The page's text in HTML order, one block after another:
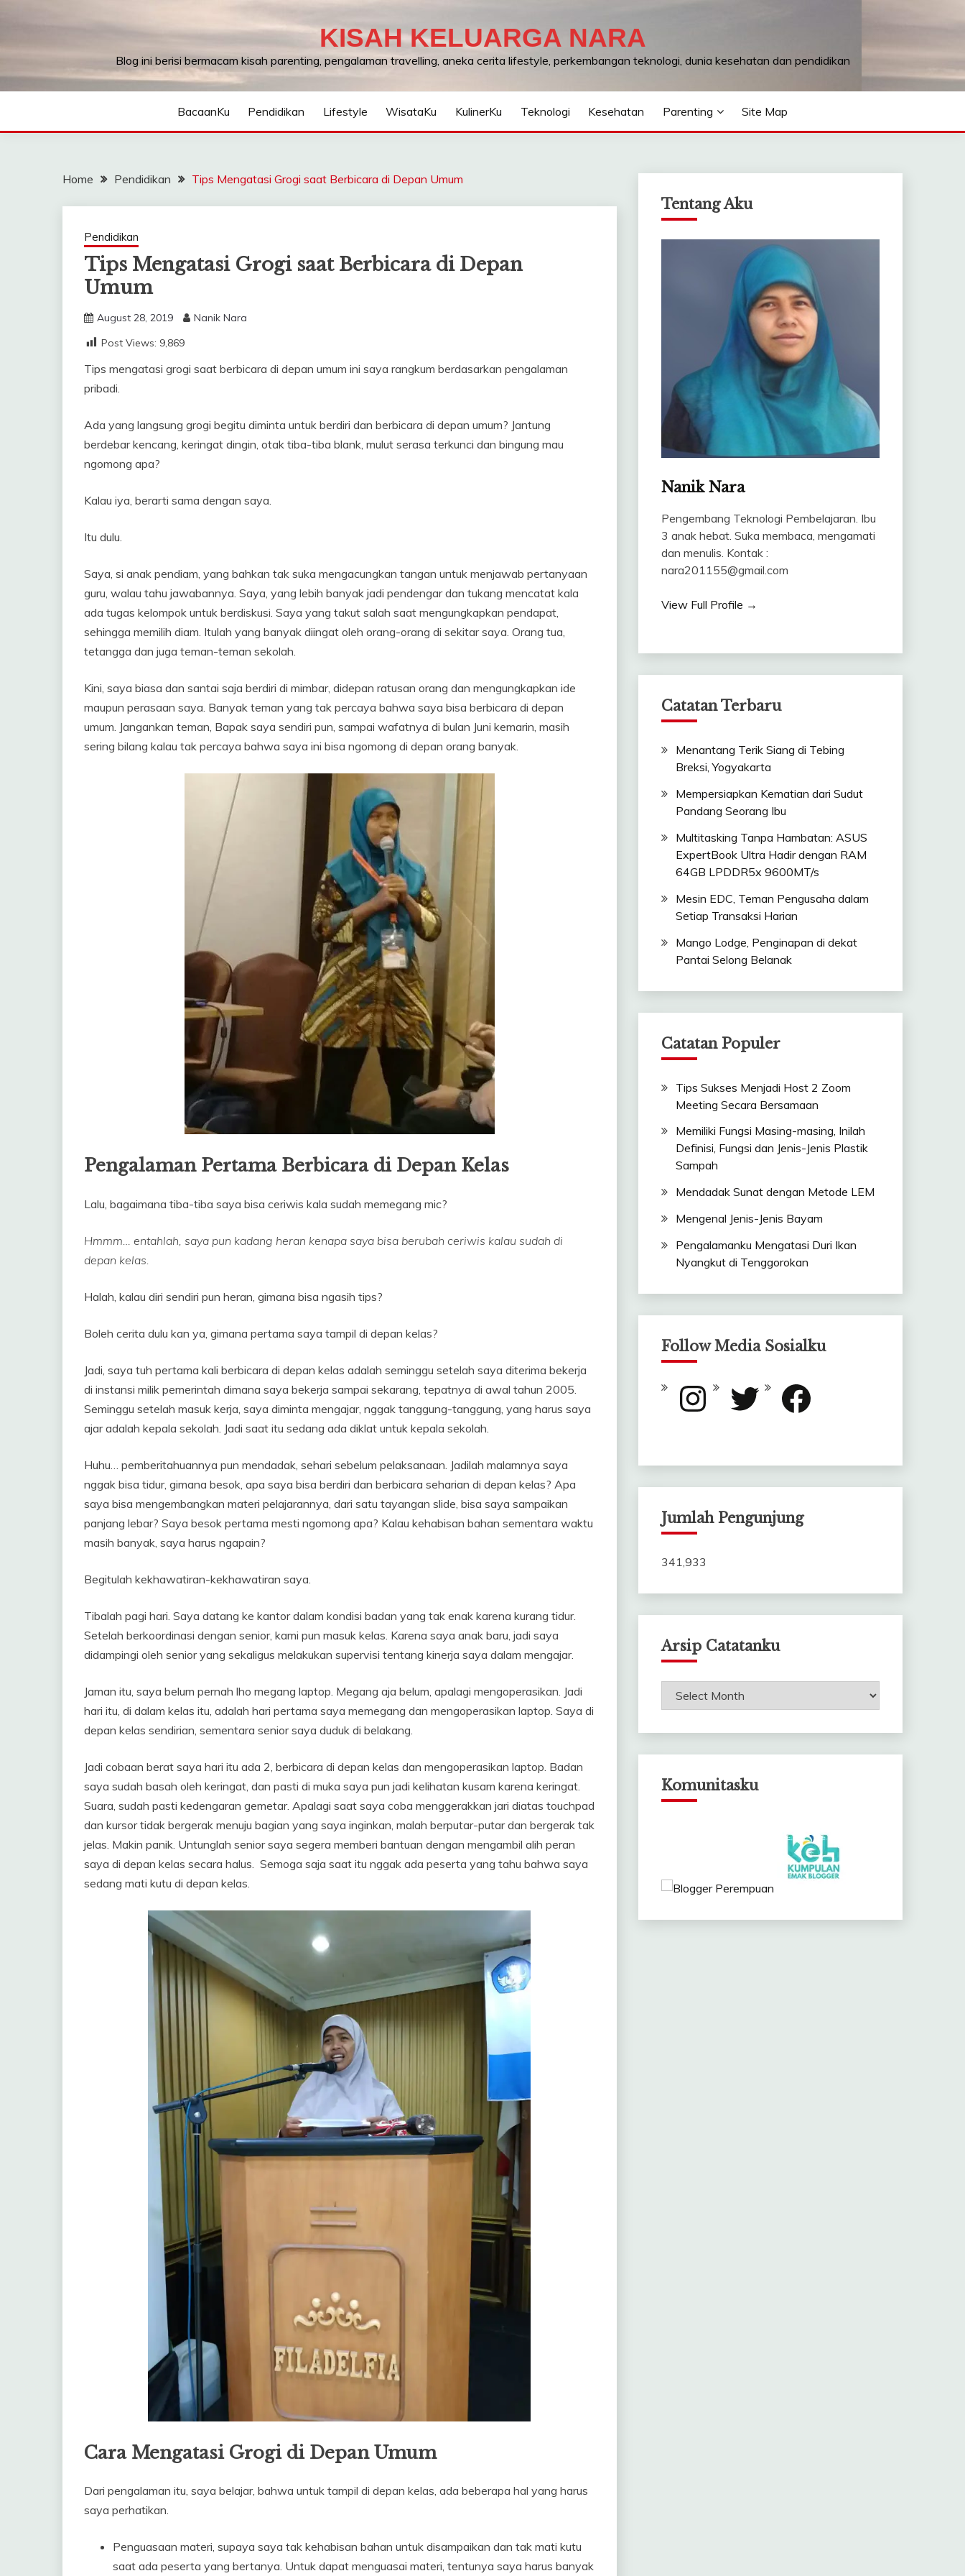
KISAH KELUARGA NARA
Blog ini berisi bermacam kisah parenting, pengalaman travelling, aneka cerita lifestyle, perkembangan teknologi, dunia kesehatan dan pendidikan
BacaanKu Pendidikan Lifestyle WisataKu KulinerKu Teknologi Kesehatan Parenting Site Map
Home Pendidikan Tips Mengatasi Grogi saat Berbicara di Depan Umum
Pendidikan
Tips Mengatasi Grogi saat Berbicara di Depan
Umum
August 28, 2019
Nanik Nara
Post Views: 9,869
Tips mengatasi grogi saat berbicara di depan umum ini saya rangkum berdasarkan pengalaman
pribadi.
Ada yang langsung grogi begitu diminta untuk berdiri dan berbicara di depan umum? Jantung
berdebar kencang, keringat dingin, otak tiba-tiba blank, mulut serasa terkunci dan bingung mau
ngomong apa?
Kalau iya, berarti sama dengan saya.
Itu dulu.
Saya, si anak pendiam, yang bahkan tak suka mengacungkan tangan untuk menjawab pertanyaan
guru, walau tahu jawabannya. Saya, yang lebih banyak jadi pendengar dan tukang mencatat kala
ada tugas kelompok untuk berdiskusi. Saya yang takut salah saat mengungkapkan pendapat,
sehingga memilih diam. Itulah yang banyak diingat oleh orang-orang di sekitar saya. Orang tua,
tetangga dan juga teman-teman sekolah.
Kini, saya biasa dan santai saja berdiri di mimbar, didepan ratusan orang dan mengungkapkan ide
maupun perasaan saya. Banyak teman yang tak percaya bahwa saya bisa berbicara di depan
umum. Jangankan teman, Bapak saya sendiri pun, sampai wafatnya di bulan Juni kemarin, masih
sering bilang kalau tak percaya bahwa saya ini bisa ngomong di depan orang banyak.
Pengalaman Pertama Berbicara di Depan Kelas
Lalu, bagaimana tiba-tiba saya bisa ceriwis kala sudah memegang mic?
Hmmm… entahlah, saya pun kadang heran kenapa saya bisa berubah ceriwis kalau sudah di
depan kelas.
Halah, kalau diri sendiri pun heran, gimana bisa ngasih tips?
Boleh cerita dulu kan ya, gimana pertama saya tampil di depan kelas?
Jadi, saya tuh pertama kali berbicara di depan kelas adalah seminggu setelah saya diterima bekerja
di instansi milik pemerintah dimana saya bekerja sampai sekarang, tepatnya di awal tahun 2005.
Seminggu setelah masuk kerja, saya diminta mengajar, nggak tanggung-tanggung, yang harus saya
ajar adalah kepala sekolah. Jadi saat itu sedang ada diklat untuk kepala sekolah.
Huhu… pemberitahuannya pun mendadak, sehari sebelum pelaksanaan. Jadilah malamnya saya
nggak bisa tidur, gimana besok, apa saya bisa berdiri dan berbicara seharian di depan kelas? Apa
saya bisa mengembangkan materi pelajarannya, dari satu tayangan slide, bisa saya sampaikan
panjang lebar? Saya besok pertama mesti ngomong apa? Kalau kehabisan bahan sementara waktu
masih banyak, saya harus ngapain?
Begitulah kekhawatiran-kekhawatiran saya.
Tibalah pagi hari. Saya datang ke kantor dalam kondisi badan yang tak enak karena kurang tidur.
Setelah berkoordinasi dengan senior, kami pun masuk kelas. Karena saya anak baru, jadi saya
didampingi oleh senior yang sekaligus melakukan supervisi tentang kinerja saya dalam mengajar.
Jaman itu, saya belum pernah lho megang laptop. Megang aja belum, apalagi mengoperasikan. Jadi
hari itu, di dalam kelas itu, adalah hari pertama saya memegang dan mengoperasikan laptop. Saya di
depan kelas sendirian, sementara senior saya duduk di belakang.
Jadi cobaan berat saya hari itu ada 2, berbicara di depan kelas dan mengoperasikan laptop. Badan
saya sudah basah oleh keringat, dan pasti di muka saya pun jadi kelihatan kusam karena keringat.
Suara, sudah pasti kedengaran gemetar. Apalagi saat saya coba menggerakkan jari diatas touchpad
dan kursor tidak bergerak menuju bagian yang saya inginkan, malah berputar-putar dan bergerak tak
jelas. Makin panik. Untunglah senior saya segera memberi bantuan dengan mengambil alih peran
saya di depan kelas secara halus. Semoga saja saat itu nggak ada peserta yang tahu bahwa saya
sedang mati kutu di depan kelas.
Cara Mengatasi Grogi di Depan Umum
Dari pengalaman itu, saya belajar, bahwa untuk tampil di depan kelas, ada beberapa hal yang harus
saya perhatikan.
Penguasaan materi, supaya saya tak kehabisan bahan untuk disampaikan dan tak mati kutu
saat ada peserta yang bertanya. Untuk dapat menguasai materi, tentunya saya harus banyak
Tentang Aku
Nanik Nara
Pengembang Teknologi Pembelajaran. Ibu
3 anak hebat. Suka membaca, mengamati
dan menulis. Kontak :
nara201155@gmail.com
View Full Profile →
Catatan Terbaru
Menantang Terik Siang di Tebing
Breksi, Yogyakarta
Mempersiapkan Kematian dari Sudut
Pandang Seorang Ibu
Multitasking Tanpa Hambatan: ASUS
ExpertBook Ultra Hadir dengan RAM
64GB LPDDR5x 9600MT/s
Mesin EDC, Teman Pengusaha dalam
Setiap Transaksi Harian
Mango Lodge, Penginapan di dekat
Pantai Selong Belanak
Catatan Populer
Tips Sukses Menjadi Host 2 Zoom
Meeting Secara Bersamaan
Memiliki Fungsi Masing-masing, Inilah
Definisi, Fungsi dan Jenis-Jenis Plastik
Sampah
Mendadak Sunat dengan Metode LEM
Mengenal Jenis-Jenis Bayam
Pengalamanku Mengatasi Duri Ikan
Nyangkut di Tenggorokan
Follow Media Sosialku
Instagram Twitter Facebook
Jumlah Pengunjung
341,933
Arsip Catatanku
Arsip
Komunitasku